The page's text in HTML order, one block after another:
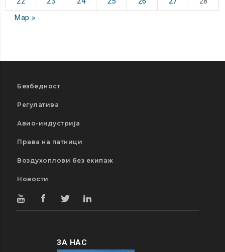
Мар »
Безбедност
Регулатива
Авио-индустрија
Права на патници
Воздухоплови без екипаж
Новости
ЗА НАС